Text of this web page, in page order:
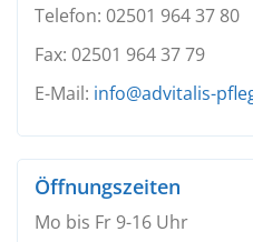
Telefon: 02501 964 37 80
Fax: 02501 964 37 79
E-Mail: info@advitalis-
Öffnungszeiten
Mo bis Fr 9-16 Uhr